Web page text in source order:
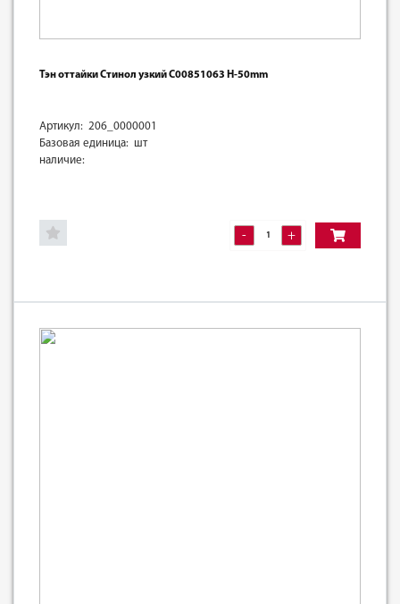
Тэн оттайки Стинол узкий C00851063 H-50mm
Артикул: 206_0000001
Базовая единица: шт
наличие:
- +